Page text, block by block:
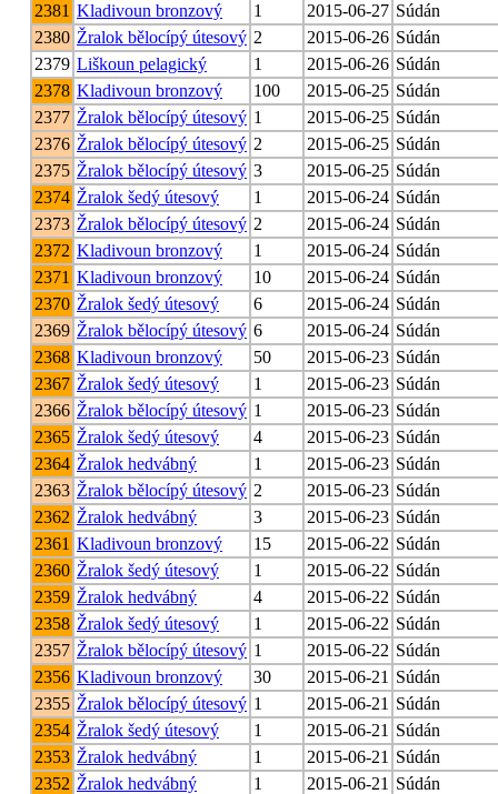
2381 Kladivoun bronzový 1 2015-06-27 Súdán
2380 Žralok bělocípý útesový 2 2015-06-26 Súdán
2379 Liškoun pelagický 1 2015-06-26 Súdán
2378 Kladivoun bronzový 100 2015-06-25 Súdán
2377 Žralok bělocípý útesový 1 2015-06-25 Súdán
2376 Žralok bělocípý útesový 2 2015-06-25 Súdán
2375 Žralok bělocípý útesový 3 2015-06-25 Súdán
2374 Žralok šedý útesový 1 2015-06-24 Súdán
2373 Žralok bělocípý útesový 2 2015-06-24 Súdán
2372 Kladivoun bronzový 1 2015-06-24 Súdán
2371 Kladivoun bronzový 10 2015-06-24 Súdán
2370 Žralok šedý útesový 6 2015-06-24 Súdán
2369 Žralok bělocípý útesový 6 2015-06-24 Súdán
2368 Kladivoun bronzový 50 2015-06-23 Súdán
2367 Žralok šedý útesový 1 2015-06-23 Súdán
2366 Žralok bělocípý útesový 1 2015-06-23 Súdán
2365 Žralok šedý útesový 4 2015-06-23 Súdán
2364 Žralok hedvábný 1 2015-06-23 Súdán
2363 Žralok bělocípý útesový 2 2015-06-23 Súdán
2362 Žralok hedvábný 3 2015-06-23 Súdán
2361 Kladivoun bronzový 15 2015-06-22 Súdán
2360 Žralok šedý útesový 1 2015-06-22 Súdán
2359 Žralok hedvábný 4 2015-06-22 Súdán
2358 Žralok šedý útesový 1 2015-06-22 Súdán
2357 Žralok bělocípý útesový 1 2015-06-22 Súdán
2356 Kladivoun bronzový 30 2015-06-21 Súdán
2355 Žralok bělocípý útesový 1 2015-06-21 Súdán
2354 Žralok šedý útesový 1 2015-06-21 Súdán
2353 Žralok hedvábný 1 2015-06-21 Súdán
2352 Žralok hedvábný 1 2015-06-21 Súdán